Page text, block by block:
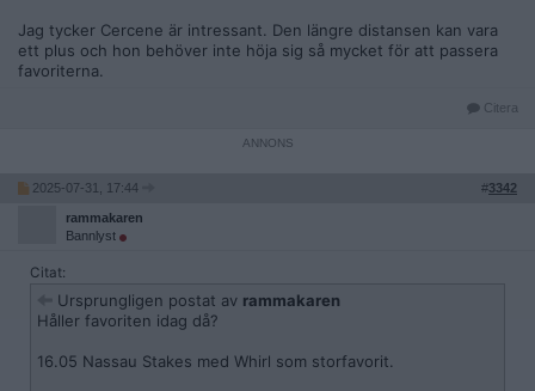
Jag tycker Cercene är intressant. Den längre distansen kan vara
ett plus och hon behöver inte höja sig så mycket för att passera
favoriterna.
Citera
2025-07-31, 17:44 #3342
rammakaren
Bannlyst
Citat:
Ursprungligen postat av rammakaren
Håller favoriten idag då?
16.05 Nassau Stakes med Whirl som storfavorit.